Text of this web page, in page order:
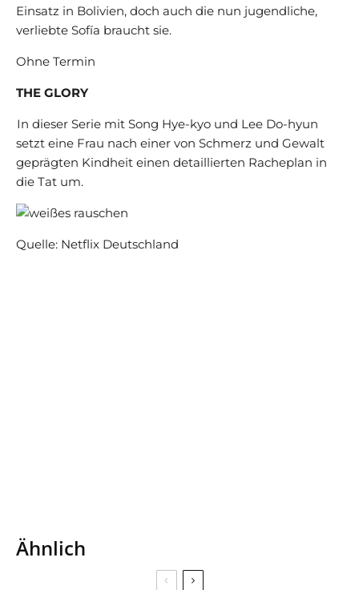
Einsatz in Bolivien, doch auch die nun jugendliche,
verliebte Sofía braucht sie.
Ohne Termin
THE GLORY
In dieser Serie mit Song Hye-kyo und Lee Do-hyun
setzt eine Frau nach einer von Schmerz und Gewalt
geprägten Kindheit einen detaillierten Racheplan in
die Tat um.
Quelle: Netflix Deutschland
Ähnlich